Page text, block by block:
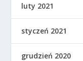
luty 2021
styczeń 2021
grudzień 2020